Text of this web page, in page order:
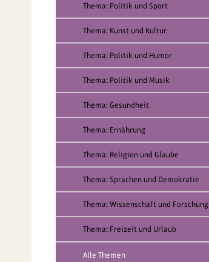
Thema: Politik und Sport
Thema: Kunst und Kultur
Thema: Politik und Humor
Thema: Politik und Musik
Thema: Gesundheit
Thema: Ernährung
Thema: Religion und Glaube
Thema: Sprachen und Demokratie
Thema: Wissenschaft und Forschung
Thema: Freizeit und Urlaub
Alle Themen